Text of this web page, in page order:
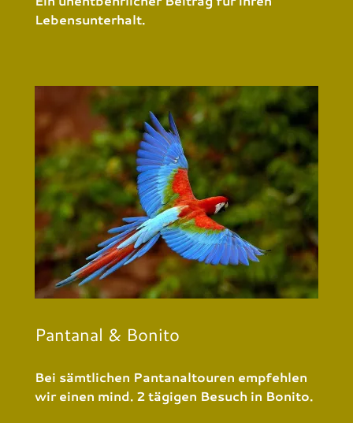
Lebensunterhalt.
Pantanal & Bonito
Bei sämtlichen Pantanaltouren empfehlen
wir einen mind. 2 tägigen Besuch in Bonito.